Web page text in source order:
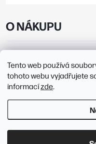
Tento web používá
tohoto webu vyjadřujete
informacízde.
O NÁKUPU
PRODEJNY